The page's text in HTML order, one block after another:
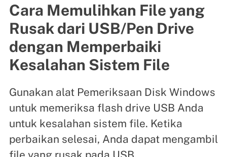
Cara Memulihkan File yang
Rusak dari USB/Pen Drive
dengan Memperbaiki
Kesalahan Sistem File
Gunakan alat Pemeriksaan Disk Windows
untuk memeriksa flash drive USB Anda
untuk kesalahan sistem file. Ketika
perbaikan selesai, Anda dapat mengambil